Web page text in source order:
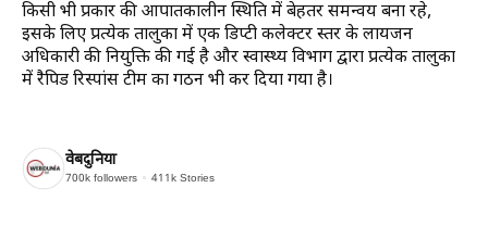
किसी भी प्रकार की आपातकालीन स्थिति में बेहतर समन्वय बना रहे,
इसके लिए प्रत्येक तालुका में एक डिप्टी कलेक्टर स्तर के लायजन
अधिकारी की नियुक्ति की गई है और स्वास्थ्य विभाग द्वारा प्रत्येक तालुका
में रैपिड रिस्पांस टीम का गठन भी कर दिया गया है।
वेबदुनिया
700k followers 411k Stories